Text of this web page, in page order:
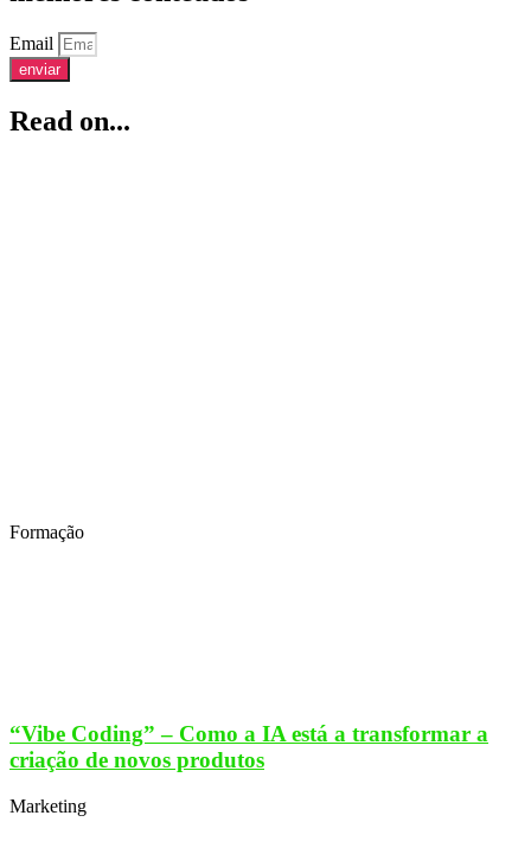
Email
enviar
Read on...
Formação
“Vibe Coding” – Como a IA está a transformar a
criação de novos produtos
Marketing